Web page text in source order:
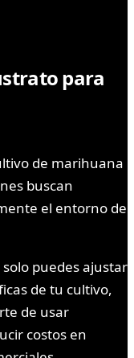
para
de marihuana
buscan
el entorno de
puedes ajustar
de tu cultivo,
de usar
costos en